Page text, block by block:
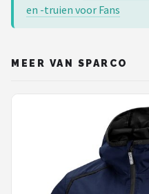
en -truien voor Fans
MEER VAN SPARCO